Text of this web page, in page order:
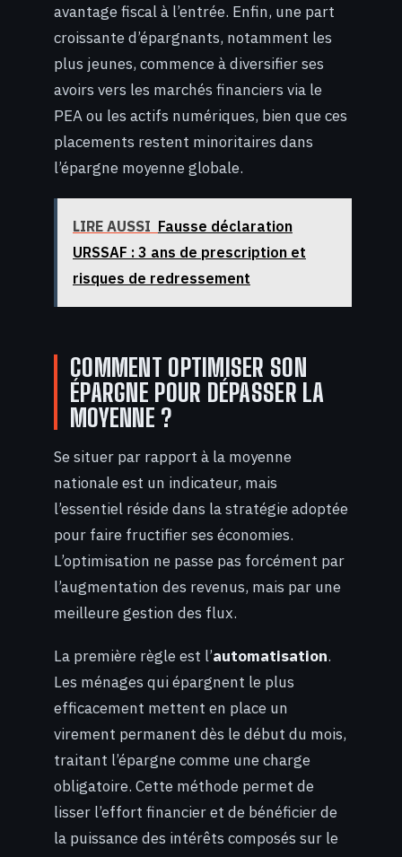
avantage fiscal à l’entrée. Enfin, une part
croissante d’épargnants, notamment les
plus jeunes, commence à diversifier ses
avoirs vers les marchés financiers via le
PEA ou les actifs numériques, bien que ces
placements restent minoritaires dans
l’épargne moyenne globale.
LIRE AUSSI Fausse déclaration
URSSAF : 3 ans de prescription et
risques de redressement
COMMENT OPTIMISER SON
ÉPARGNE POUR DÉPASSER LA
MOYENNE ?
Se situer par rapport à la moyenne
nationale est un indicateur, mais
l’essentiel réside dans la stratégie adoptée
pour faire fructifier ses économies.
L’optimisation ne passe pas forcément par
l’augmentation des revenus, mais par une
meilleure gestion des flux.
La première règle est l’automatisation.
Les ménages qui épargnent le plus
efficacement mettent en place un
virement permanent dès le début du mois,
traitant l’épargne comme une charge
obligatoire. Cette méthode permet de
lisser l’effort financier et de bénéficier de
la puissance des intérêts composés sur le